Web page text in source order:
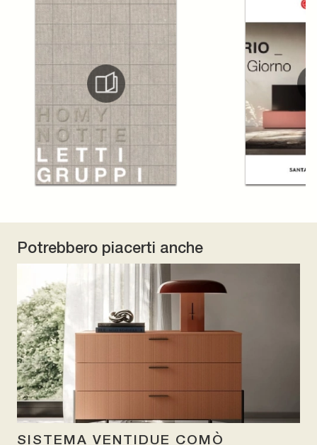
Potrebbero piacerti anche
SISTEMA VENTIDUE COMÒ